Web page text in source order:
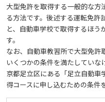
大型免許を取得する一般的な方
る方法です。後述する運転免許
と、自動車学校で取得するほう
す。
なお、自動車教習所で大型免許
いくつかの条件を満たしていな
京都足立区にある「足立自動
得コースに申し込むための条件